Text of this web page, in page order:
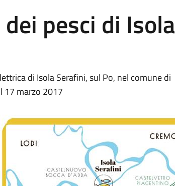
pesci di Isola
di Isola Serafini, sul Po, nel comune di
17 marzo 2017